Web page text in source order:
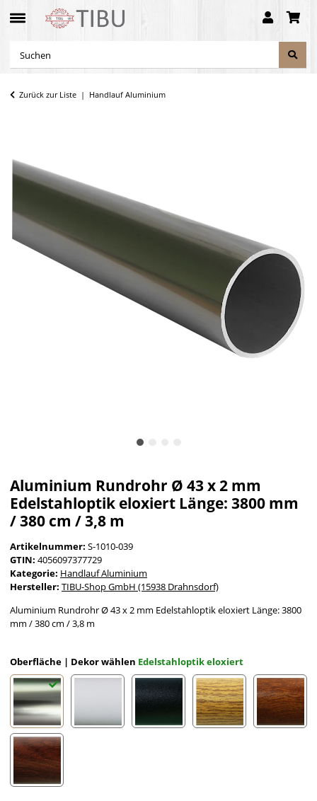
Zurück zur Liste Handlauf Aluminium
Aluminium Rundrohr Ø 43 x 2 mm
Edelstahloptik eloxiert Länge: 3800 mm
/ 380 cm / 3,8 m
Artikelnummer: S-1010-039
GTIN: 4056097377729
Kategorie: Handlauf Aluminium
Hersteller: TIBU-Shop GmbH (15938 Drahnsdorf)
Aluminium Rundrohr Ø 43 x 2 mm Edelstahloptik eloxiert Länge: 3800
mm / 380 cm / 3,8 m
Oberfläche | Dekor wählen Edelstahloptik eloxiert
Edelstahloptik eloxiert